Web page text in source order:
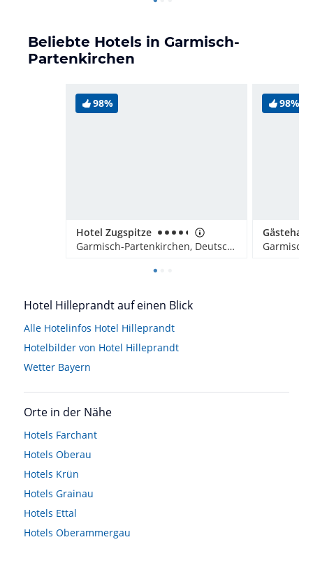
Beliebte Hotels in Garmisch-
Partenkirchen
98%
Hotel Zugspitze
Garmisch-Partenkirchen, Deutschland
98%
Hotel Hilleprandt auf einen Blick
Alle Hotelinfos Hotel Hilleprandt
Hotelbilder von Hotel Hilleprandt
Wetter Bayern
Orte in der Nähe
Hotels Farchant
Hotels Oberau
Hotels Krün
Hotels Grainau
Hotels Ettal
Hotels Oberammergau